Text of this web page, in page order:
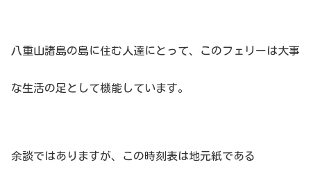
八重山諸島の島に住む人達にとって、このフェリーは大事
な生活の足として機能しています。
余談ではありますが、この時刻表は地元紙である